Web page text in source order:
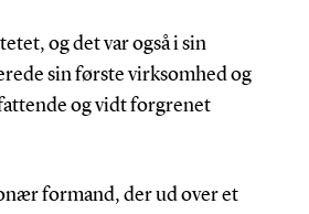
og det var også i sin
sin første virksomhed og
og vidt forgrenet
formand, der ud over et